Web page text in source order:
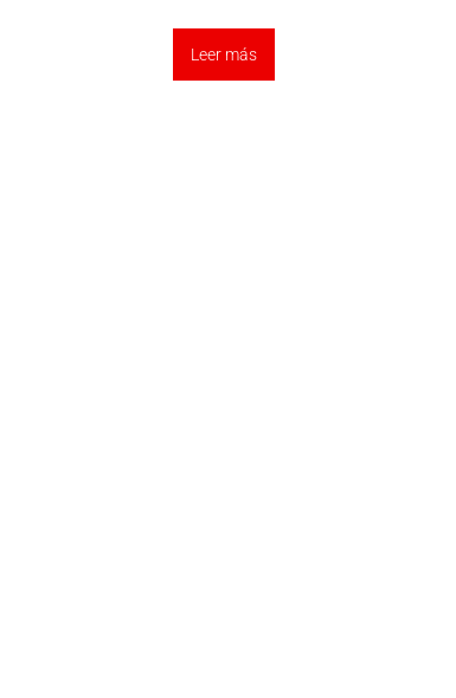
Leer más